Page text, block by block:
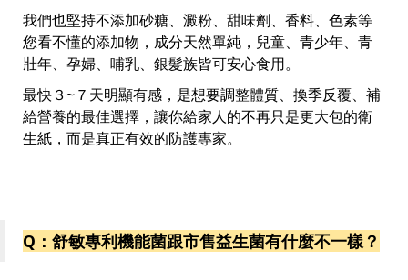
我們也堅持不添加砂糖、澱粉、甜味劑、香料、色素等
您看不懂的添加物，成分天然單純，兒童、青少年、青
壯年、孕婦、哺乳、銀髮族皆可安心食用。
最快３~７天明顯有感，是想要調整體質、換季反覆、補
給營養的最佳選擇，讓你給家人的不再只是更大包的衛
生紙，而是真正有效的防護專家。
Q：舒敏專利機能菌跟市售益生菌有什麼不一樣？